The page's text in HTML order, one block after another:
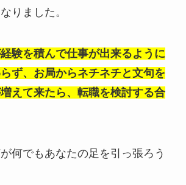
りました。
験を積んで仕事が出来るように
ず、お局からネチネチと文句を
えて来たら、転職を検討する合
何でもあなたの足を引っ張ろう